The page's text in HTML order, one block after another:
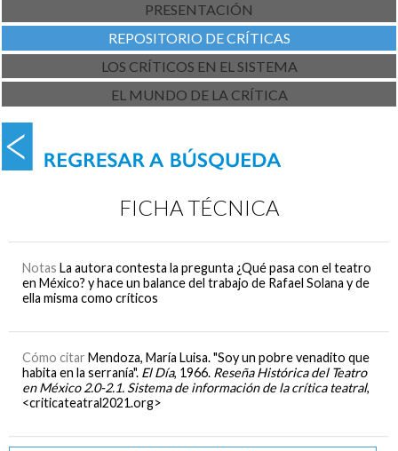
PRESENTACIÓN
REPOSITORIO DE CRÍTICAS
LOS CRÍTICOS EN EL SISTEMA
EL MUNDO DE LA CRÍTICA
FICHA TÉCNICA
Notas La autora contesta la pregunta ¿Qué pasa con el teatro
en México? y hace un balance del trabajo de Rafael Solana y de
ella misma como críticos
Cómo citar Mendoza, María Luisa. "Soy un pobre venadito que
habita en la serranía". El Día, 1966. Reseña Histórica del Teatro
en México 2.0-2.1. Sistema de información de la crítica teatral,
<criticateatral2021.org>